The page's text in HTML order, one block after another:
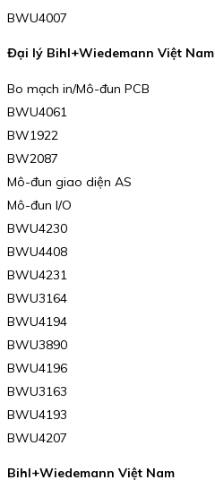
BWU4007
Đại lý Bihl+Wiedemann Việt Nam
Bo mạch in/Mô-đun PCB
BWU4061
BW1922
BW2087
Mô-đun giao diện AS
Mô-đun I/O
BWU4230
BWU4408
BWU4231
BWU3164
BWU4194
BWU3890
BWU4196
BWU3163
BWU4193
BWU4207
Bihl+Wiedemann Việt Nam